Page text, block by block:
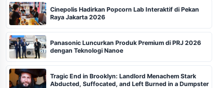
Cinepolis Hadirkan Popcorn Lab Interaktif di Pekan
Raya Jakarta 2026
Panasonic Luncurkan Produk Premium di PRJ 2026
dengan Teknologi Nanoe
Tragic End in Brooklyn: Landlord Menachem Stark
Abducted, Suffocated, and Left Burned in a Dumpster